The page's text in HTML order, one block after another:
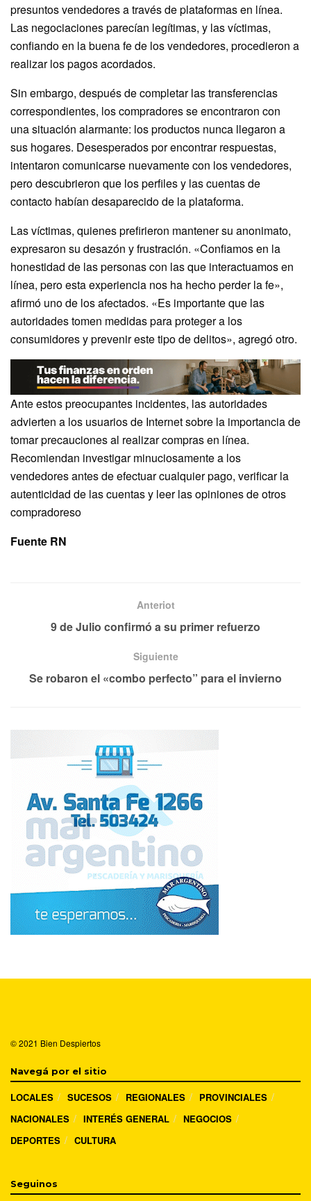
presuntos vendedores a través de plataformas en línea.
Las negociaciones parecían legítimas, y las víctimas,
confiando en la buena fe de los vendedores, procedieron a
realizar los pagos acordados.
Sin embargo, después de completar las transferencias
correspondientes, los compradores se encontraron con
una situación alarmante: los productos nunca llegaron a
sus hogares. Desesperados por encontrar respuestas,
intentaron comunicarse nuevamente con los vendedores,
pero descubrieron que los perfiles y las cuentas de
contacto habían desaparecido de la plataforma.
Las víctimas, quienes prefirieron mantener su anonimato,
expresaron su desazón y frustración. «Confiamos en la
honestidad de las personas con las que interactuamos en
línea, pero esta experiencia nos ha hecho perder la fe»,
afirmó uno de los afectados. «Es importante que las
autoridades tomen medidas para proteger a los
consumidores y prevenir este tipo de delitos», agregó otro.
Ante estos preocupantes incidentes, las autoridades
advierten a los usuarios de Internet sobre la importancia de
tomar precauciones al realizar compras en línea.
Recomiendan investigar minuciosamente a los
vendedores antes de efectuar cualquier pago, verificar la
autenticidad de las cuentas y leer las opiniones de otros
compradoreso
Fuente RN
Anteriot
9 de Julio confirmó a su primer refuerzo
Siguiente
Se robaron el «combo perfecto” para el invierno
© 2021 Bien Despiertos
Navegá por el sitio
LOCALES SUCESOS REGIONALES
PROVINCIALES
NACIONALES
INTERÉS GENERAL
NEGOCIOS
DEPORTES
CULTURA
Seguinos